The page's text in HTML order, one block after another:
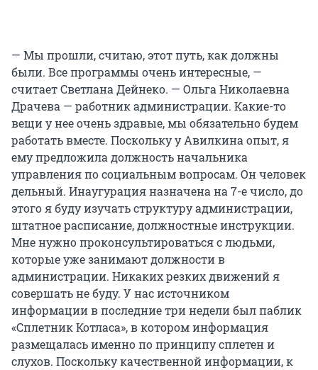
— Мы прошли, считаю, этот путь, как должны
были. Все программы очень интересные, —
считает Светлана Дейнеко. — Ольга Николаевна
Драчева — работник администрации. Какие-то
вещи у нее очень здравые, мы обязательно будем
работать вместе. Поскольку у Авилкина опыт, я
ему предложила должность начальника
управления по социальным вопросам. Он человек
дельный. Инаугурация назначена на 7-е число, до
этого я буду изучать структуру администрации,
штатное расписание, должностные инструкции.
Мне нужно проконсультироваться с людьми,
которые уже занимают должности в
администрации. Никаких резких движений я
совершать не буду. У нас источником
информации в последние три недели был паблик
«Сплетник Котласа», в котором информация
размещалась именно по принципу сплетен и
слухов. Поскольку качественной информации, к